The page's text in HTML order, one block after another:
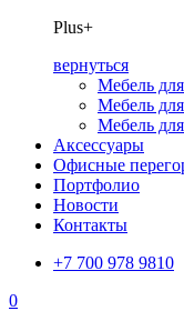
Plus+
вернуться
Мебель
Мебель
Мебель
Аксессуары
Офисные
Портфолио
Новости
Контакты
+7 700 978 9810
0